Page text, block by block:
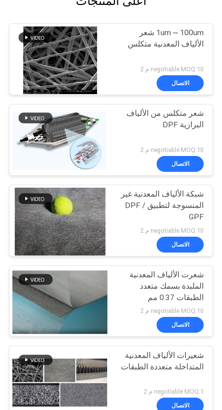
1um ~ 100um شعر
الألياف المعدنية متكلس
negotiable MOQ:10 م 2
الاتصال
شعر متكلس من الألياف
البرازية DPF
negotiable MOQ:10 م 2
الاتصال
شبكة الألياف المعدنية غير
المنسوجة لتطبيق DPF /
GPF
negotiable MOQ:10 م 2
الاتصال
شعرت الألياف المعدنية
الملبدة بسمك متعدد
الطبقات 0.37 مم
negotiable MOQ:10 م 2
الاتصال
شعيرات الألياف المعدنية
المتداخلة متعددة الطبقات
negotiable MOQ:1 م 2
الاتصال